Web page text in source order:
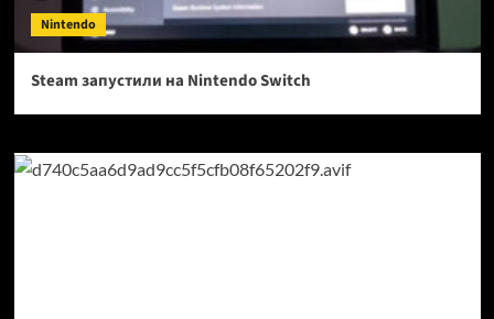
Nintendo
Steam запустили на Nintendo Switch